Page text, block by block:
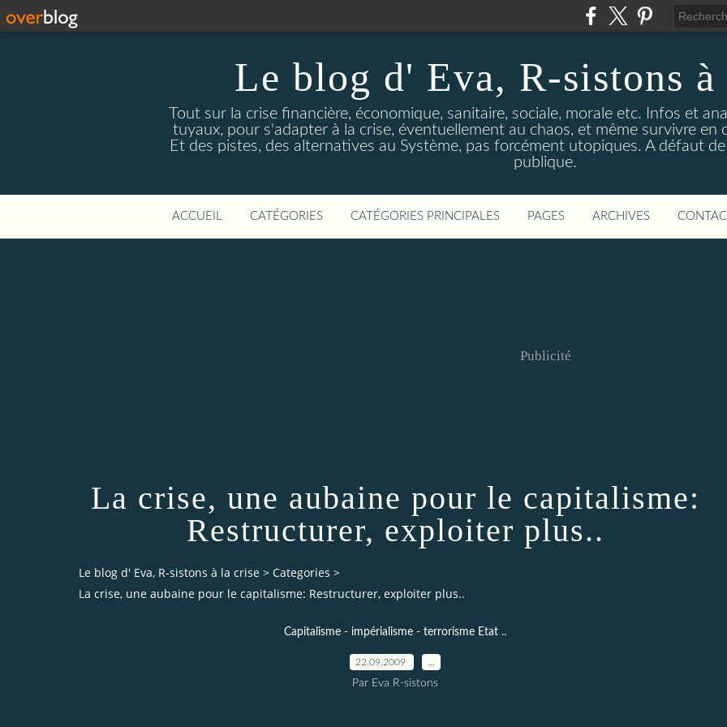
Le blog d' Eva, R-sistons à
Tout sur la crise financière, économique, sanitaire, sociale, morale etc. Infos et
tuyaux, pour s'adapter à la crise, éventuellement au chaos, et même survivre en
Et des pistes, des alternatives au Système, pas forcément utopiques. A défaut
publique.
ACCUEIL CATÉGORIES CATÉGORIES PRINCIPALES PAGES ARCHIVES
Publicité
La crise, une aubaine pour le capitalisme:
Restructurer, exploiter plus..
Le blog d' Eva, R-sistons à la crise > Categories >
La crise, une aubaine pour le capitalisme: Restructurer, exploiter plus..
Capitalisme - impérialisme - terrorisme Etat ..
22.09.2009
Par Eva R-sistons